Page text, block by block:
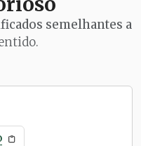
semelhantes a